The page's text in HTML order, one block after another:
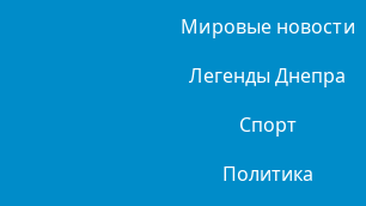
Мировые новости
Легенды Днепра
Спорт
Политика